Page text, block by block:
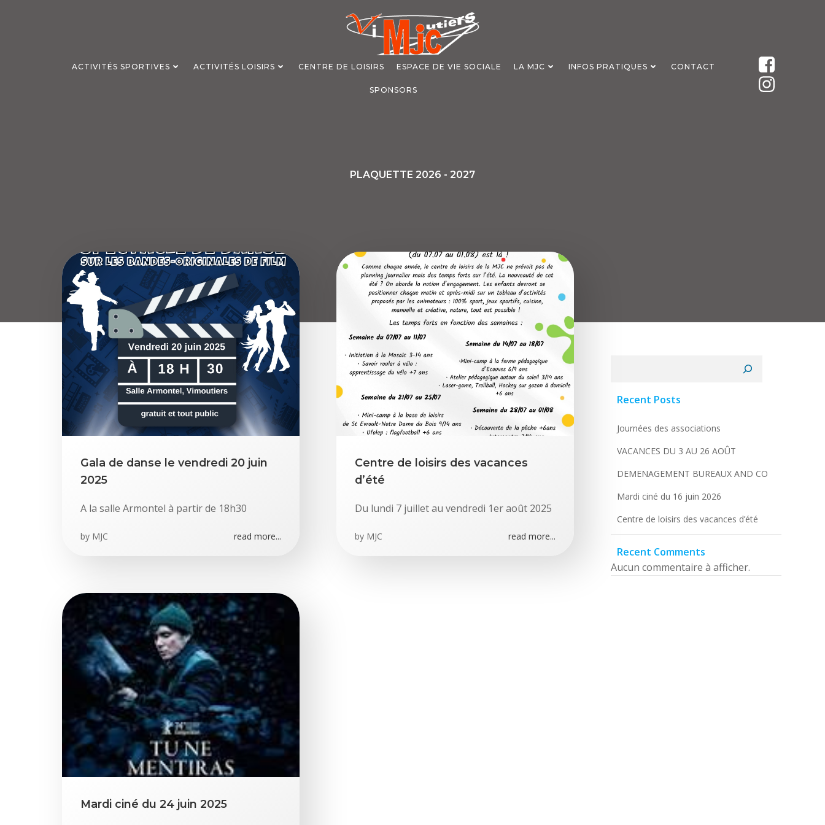
ACTIVITÉS SPORTIVES ACTIVITÉS LOISIRS CENTRE DE LOISIRS ESPACE DE VIE SOCIALE LA MJC INFOS PRATIQUES CONTACT
SPONSORS
PLAQUETTE 2026 - 2027
Gala de danse le vendredi 20 juin
2025
A la salle Armontel à partir de 18h30
by MJC read more...
Centre de loisirs des vacances
d’été
Du lundi 7 juillet au vendredi 1er août 2025
by MJC read more...
Mardi ciné du 24 juin 2025
Recent Posts
Journées des associations
VACANCES DU 3 AU 26 AOÛT
DEMENAGEMENT BUREAUX AND CO
Mardi ciné du 16 juin 2026
Centre de loisirs des vacances d’été
Recent Comments
Aucun commentaire à afficher.